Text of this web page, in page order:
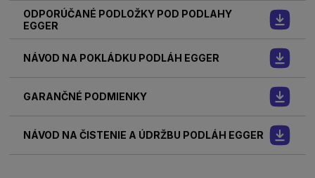
ODPORÚČANÉ PODLOŽKY POD PODLAHY
EGGER
NÁVOD NA POKLÁDKU PODLÁH EGGER
GARANČNÉ PODMIENKY
NÁVOD NA ČISTENIE A ÚDRŽBU PODLÁH EGGER